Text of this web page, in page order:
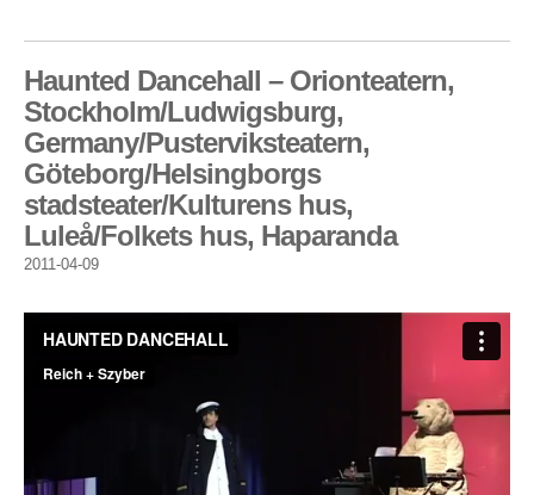
Haunted Dancehall – Orionteatern,
Stockholm/Ludwigsburg,
Germany/Pusterviksteatern,
Göteborg/Helsingborgs
stadsteater/Kulturens hus,
Luleå/Folkets hus, Haparanda
2011-04-09